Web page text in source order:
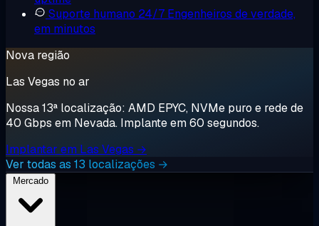
Suporte humano 24/7 Engenheiros de verdade,
em minutos
Nova região
Las Vegas no ar
Nossa 13ª localização: AMD EPYC, NVMe puro e rede de
40 Gbps em Nevada. Implante em 60 segundos.
Implantar em Las Vegas →
Ver todas as 13 localizações →